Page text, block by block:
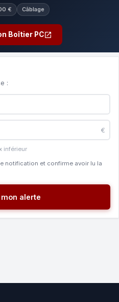
€ Câblage
Boîtier PC
:
€
inférieur
notification et confirme avoir lu la
mon alerte